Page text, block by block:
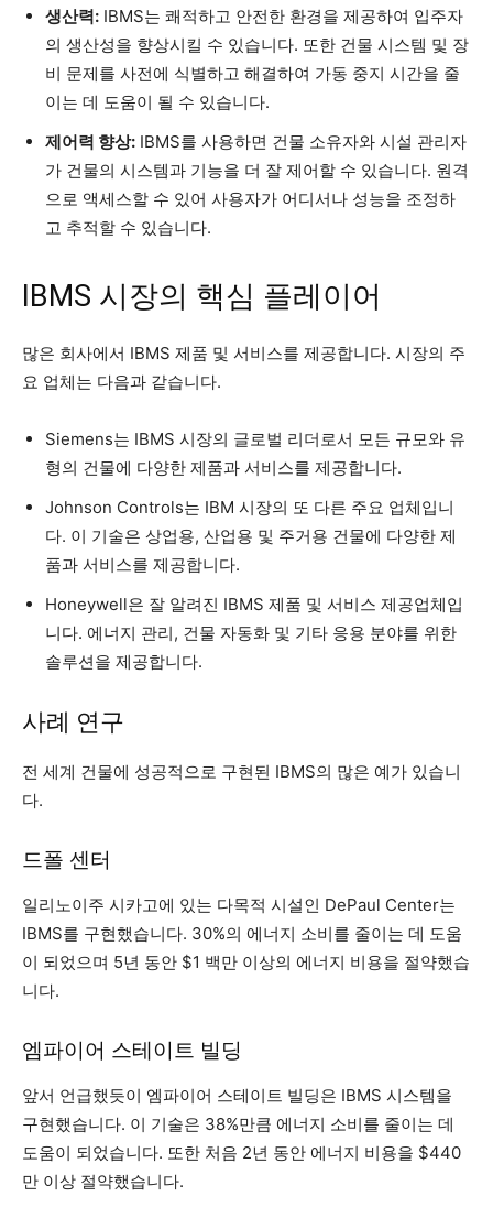
생산력: IBMS는 쾌적하고 안전한 환경을 제공하여 입주자
의 생산성을 향상시킬 수 있습니다. 또한 건물 시스템 및 장
비 문제를 사전에 식별하고 해결하여 가동 중지 시간을 줄
이는 데 도움이 될 수 있습니다.
제어력 향상: IBMS를 사용하면 건물 소유자와 시설 관리자
가 건물의 시스템과 기능을 더 잘 제어할 수 있습니다. 원격
으로 액세스할 수 있어 사용자가 어디서나 성능을 조정하
고 추적할 수 있습니다.
IBMS 시장의 핵심 플레이어
많은 회사에서 IBMS 제품 및 서비스를 제공합니다. 시장의 주
요 업체는 다음과 같습니다.
Siemens는 IBMS 시장의 글로벌 리더로서 모든 규모와 유
형의 건물에 다양한 제품과 서비스를 제공합니다.
Johnson Controls는 IBM 시장의 또 다른 주요 업체입니
다. 이 기술은 상업용, 산업용 및 주거용 건물에 다양한 제
품과 서비스를 제공합니다.
Honeywell은 잘 알려진 IBMS 제품 및 서비스 제공업체입
니다. 에너지 관리, 건물 자동화 및 기타 응용 분야를 위한
솔루션을 제공합니다.
사례 연구
전 세계 건물에 성공적으로 구현된 IBMS의 많은 예가 있습니
다.
드폴 센터
일리노이주 시카고에 있는 다목적 시설인 DePaul Center는
IBMS를 구현했습니다. 30%의 에너지 소비를 줄이는 데 도움
이 되었으며 5년 동안 $1 백만 이상의 에너지 비용을 절약했습
니다.
엠파이어 스테이트 빌딩
앞서 언급했듯이 엠파이어 스테이트 빌딩은 IBMS 시스템을
구현했습니다. 이 기술은 38%만큼 에너지 소비를 줄이는 데
도움이 되었습니다. 또한 처음 2년 동안 에너지 비용을 $440
만 이상 절약했습니다.